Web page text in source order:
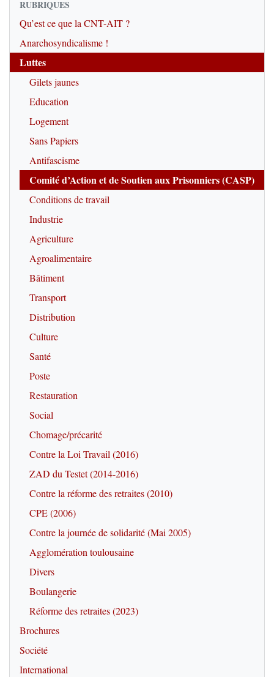
RUBRIQUES
Qu’est ce que la CNT-AIT ?
Anarchosyndicalisme !
Luttes
Gilets jaunes
Education
Logement
Sans Papiers
Antifascisme
Comité d’Action et de Soutien aux Prisonniers (CASP)
Conditions de travail
Industrie
Agriculture
Agroalimentaire
Bâtiment
Transport
Distribution
Culture
Santé
Poste
Restauration
Social
Chomage/précarité
Contre la Loi Travail (2016)
ZAD du Testet (2014-2016)
Contre la réforme des retraites (2010)
CPE (2006)
Contre la journée de solidarité (Mai 2005)
Agglomération toulousaine
Divers
Boulangerie
Réforme des retraites (2023)
Brochures
Société
International